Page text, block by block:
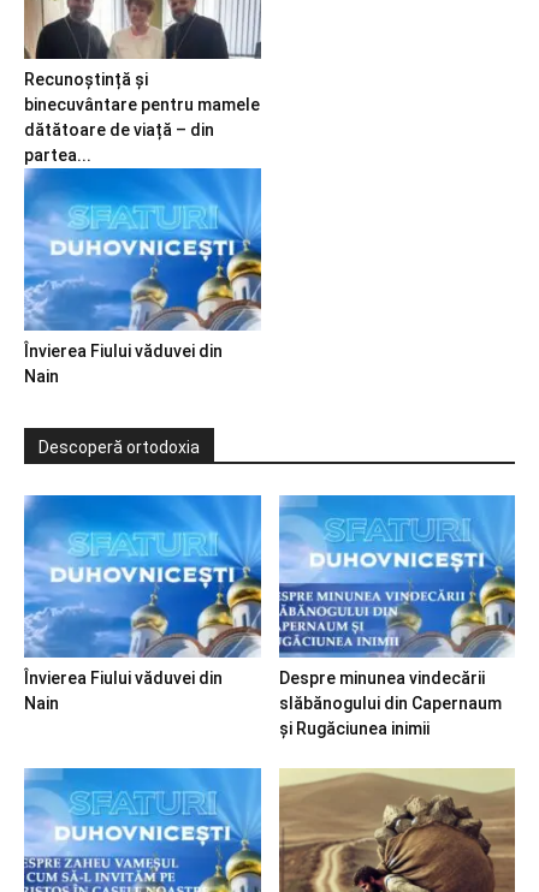
Recunoștință și
binecuvântare pentru mamele
dătătoare de viață – din
partea...
Învierea Fiului văduvei din
Nain
Descoperă ortodoxia
Învierea Fiului văduvei din
Nain
Despre minunea vindecării
slăbănogului din Capernaum
și Rugăciunea inimii